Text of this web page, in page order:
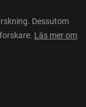
Dessutom
Läs mer om